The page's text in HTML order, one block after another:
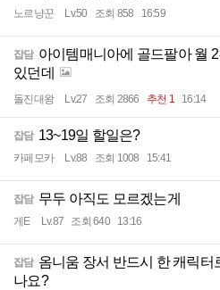
노르냥꾼 Lv.50 조회 858 16:59
잡담 아이템매니아에 골드팔아 월
있던데
돌진대왕 Lv.27 조회 2866 추천 1 16:14
잡담 13~19일 할일은?
카페모카 Lv.88 조회 1008 15:41
잡담 무두 아직도 모르겠는게
게E Lv.87 조회 640 13:16
잡담 옴니움 장서 반드시 한 캐릭터
나요?